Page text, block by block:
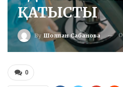
ҚАТЫСТЫ
By Шолпан Сабанова
0